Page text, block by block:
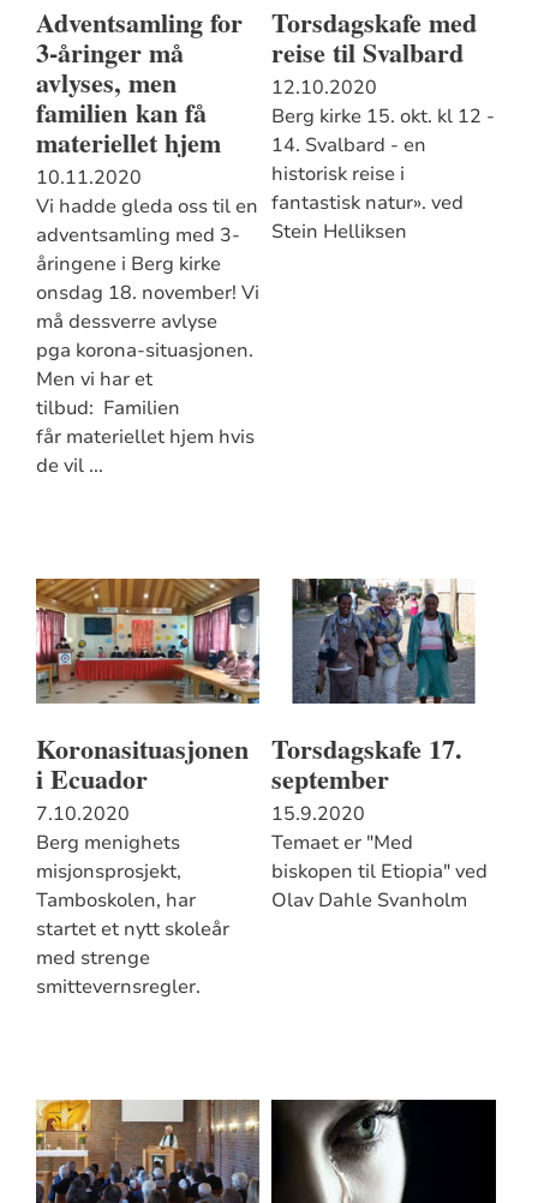
Adventsamling for
3-åringer må
avlyses, men
familien kan få
materiellet hjem
10.11.2020
Vi hadde gleda oss til en
adventsamling med 3-
åringene i Berg kirke
onsdag 18. november! Vi
må dessverre avlyse
pga korona-situasjonen.
Men vi har et
tilbud: Familien
får materiellet hjem hvis
de vil ...
Torsdagskafe med
reise til Svalbard
12.10.2020
Berg kirke 15. okt. kl 12 -
14. Svalbard - en
historisk reise i
fantastisk natur». ved
Stein Helliksen
Koronasituasjonen
i Ecuador
7.10.2020
Berg menighets
misjonsprosjekt,
Tamboskolen, har
startet et nytt skoleår
med strenge
smittevernsregler.
Torsdagskafe 17.
september
15.9.2020
Temaet er "Med
biskopen til Etiopia" ved
Olav Dahle Svanholm